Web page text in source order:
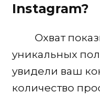
Instagram?
Охват
уникальных
увидели ваш
количество